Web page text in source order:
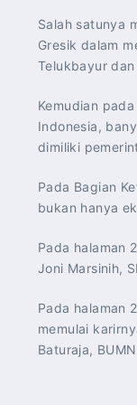
Salah satunya
Gresik dalam
Telukbayur dan
Kemudian
Indonesia,
dimiliki
Pada Bagian
bukan hanya
Pada halaman
Joni Marsinih,
Pada halaman
memulai
Baturaja,